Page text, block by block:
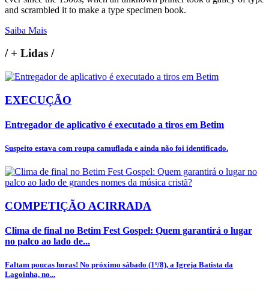
and scrambled it to make a type specimen book.
Saiba Mais
/+ Lidas /
EXECUÇÃO
Entregador de aplicativo é executado a tiros em Betim
Suspeito estava com roupa camuflada e ainda não foi identificado.
COMPETIÇÃO ACIRRADA
Clima de final no Betim Fest Gospel: Quem garantirá o lugar
no palco ao lado de...
Faltam poucas horas! No próximo sábado (1º/8), a Igreja Batista da
Lagoinha, no...